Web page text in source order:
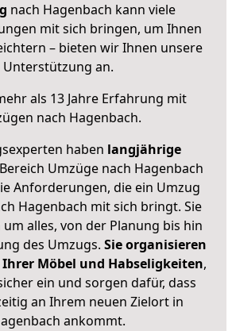
nach Hagenbach kann viele
mit sich bringen, um Ihnen
– bieten wir Ihnen unsere
Unterstützung an.
als 13 Jahre Erfahrung mit
nach Hagenbach.
haben langjährige
Umzüge nach Hagenbach
Anforderungen, die ein Umzug
Hagenbach mit sich bringt. Sie
alles, von der Planung bis hin
des Umzugs. Sie organisieren
Möbel und Habseligkeiten,
ein und sorgen dafür, dass
an Ihrem neuen Zielort in
ankommt.